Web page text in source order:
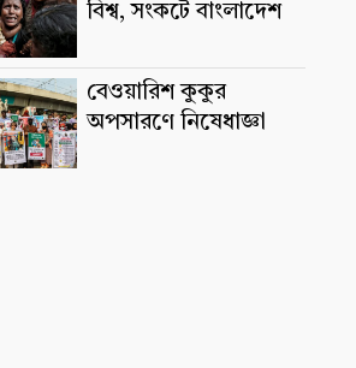
বিশ্ব, সংকটে বাংলাদেশ
বেওয়ারিশ কুকুর
অপসারণে নিষেধাজ্ঞা